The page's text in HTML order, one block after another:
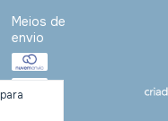
para
Meios de
envio